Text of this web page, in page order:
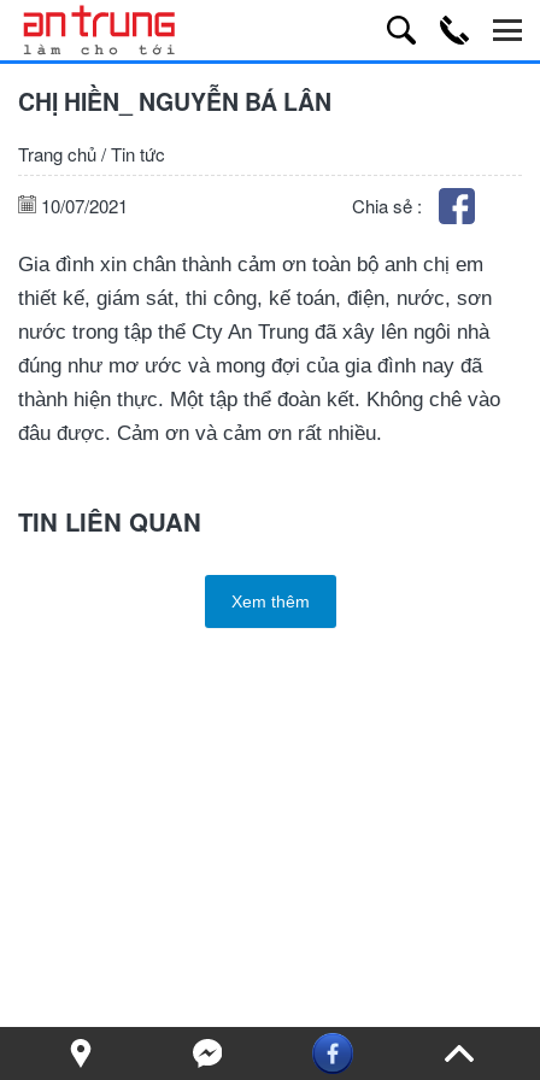
CHỊ HIỀN_ NGUYỄN BÁ LÂN
Trang chủ/Tin tức
Chia sẻ :
10/07/2021
Gia đình xin chân thành cảm ơn toàn bộ anh chị em
thiết kế, giám sát, thi công, kế toán, điện, nước, sơn
nước trong tập thể Cty An Trung đã xây lên ngôi nhà
đúng như mơ ước và mong đợi của gia đình nay đã
thành hiện thực. Một tập thể đoàn kết. Không chê vào
đâu được. Cảm ơn và cảm ơn rất nhiều.
TIN LIÊN QUAN
Xem thêm